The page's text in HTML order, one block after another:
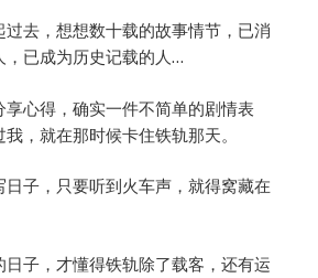
去，想想数十载的故事情节，已消
，已成为历史记载的人…
享心得，确实一件不简单的剧情表
，就在那时候卡住铁轨那天。
子，只要听到火车声，就得窝藏在
子，才懂得铁轨除了载客，还有运